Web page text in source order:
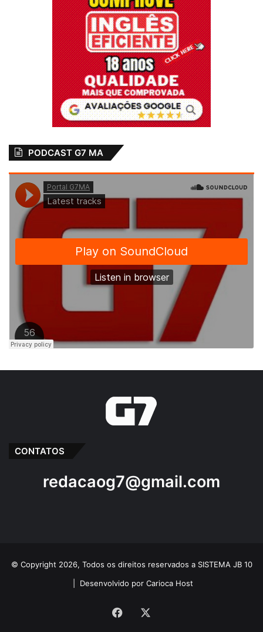
PODCAST G7 MA
CONTATOS
redacaog7@gmail.com
© Copyright 2026, Todos os direitos reservados a SISTEMA JB 10
Desenvolvido por Carioca Host
Facebook